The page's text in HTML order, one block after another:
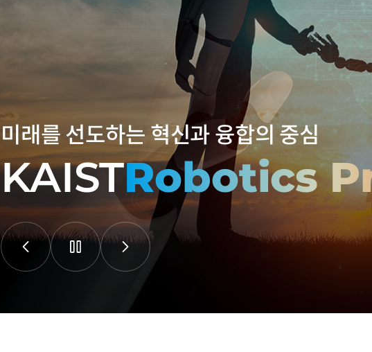
미래를 선도하는 혁신과 융합의 중심
KAISTRobotics
미래를 선도하는 혁신과 융합의 중심
KAISTRobotics
미래를 선도하는 혁신과 융합의 중심
KAISTRobotics
미래를 선도하는 혁신과 융합의 중심
KAISTRobotics